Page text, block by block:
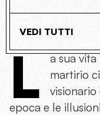
VEDI TUTTI
L
a sua
martirio
epoca e le